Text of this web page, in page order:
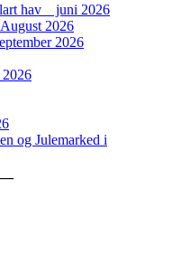
hav juni 2026
2026
2026
2026
og Julemarked i